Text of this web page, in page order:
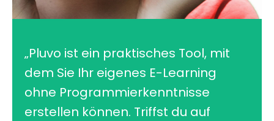
„Pluvo ist ein praktisches Tool, mit
dem Sie Ihr eigenes E-Learning
ohne Programmierkenntnisse
erstellen können. Triffst du auf